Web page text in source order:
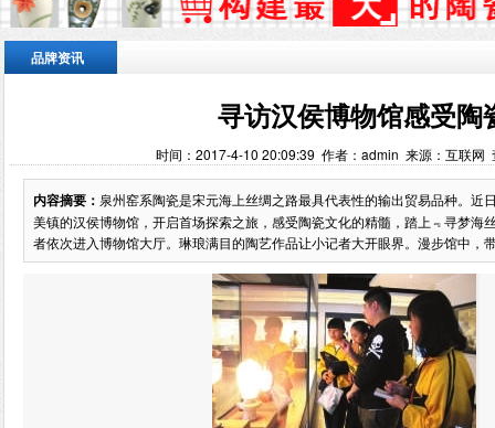
品牌资讯
寻访汉侯博物馆感受陶
时间：2017-4-10 20:09:39 作者：admin 来源：互联网
内容摘要： 泉州窑系陶瓷是宋元海上丝绸之路最具代表性的输出贸易品种。
美镇的汉侯博物馆，开启首场探索之旅，感受陶瓷文化的精髓，踏上﹃寻梦海
者依次进入博物馆大厅。琳琅满目的陶艺作品让小记者大开眼界。漫步馆中，